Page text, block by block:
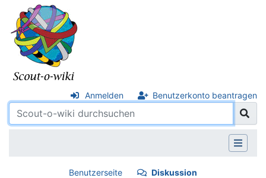
Anmelden Benutzerkonto beantragen
Benutzerseite Diskussion